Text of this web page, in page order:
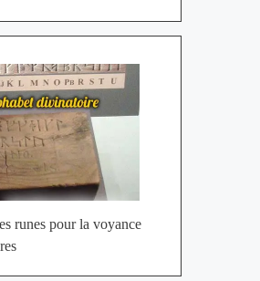
runes pour la voyance